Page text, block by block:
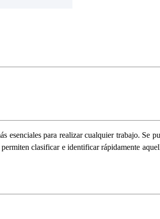
esenciales para realizar cualquier trabajo. Se
clasificar e identificar rápidamente